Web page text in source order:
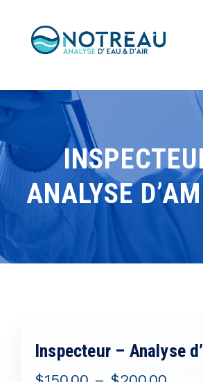
ANALYSE
Inspecteur – Analyse